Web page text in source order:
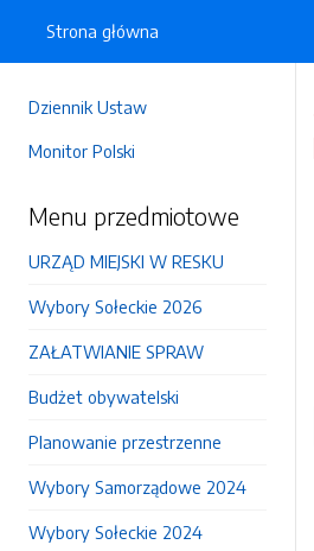
Dziennik Ustaw
Monitor Polski
Menu przedmiotowe
URZĄD MIEJSKI W RESKU
Wybory Sołeckie 2026
ZAŁATWIANIE SPRAW
Budżet obywatelski
Planowanie przestrzenne
Wybory Samorządowe 2024
Wybory Sołeckie 2024
Strona główna